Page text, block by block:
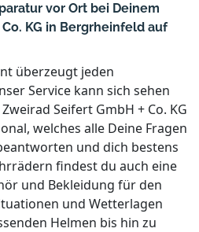
vor Ort bei Deinem
KG in Bergrheinfeld auf
überzeugt jeden
Service kann sich sehen
Seifert GmbH + Co. KG
welches alle Deine Fragen
und dich bestens
findest du auch eine
und Bekleidung für den
und Wetterlagen
Helmen bis hin zu